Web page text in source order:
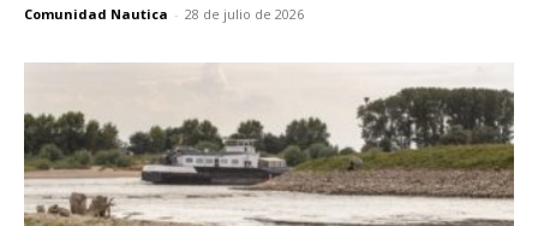
Comunidad Nautica - 28 de julio de 2026